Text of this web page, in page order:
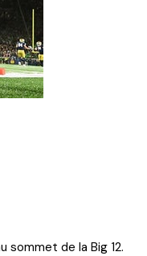
sommet de la Big 12.